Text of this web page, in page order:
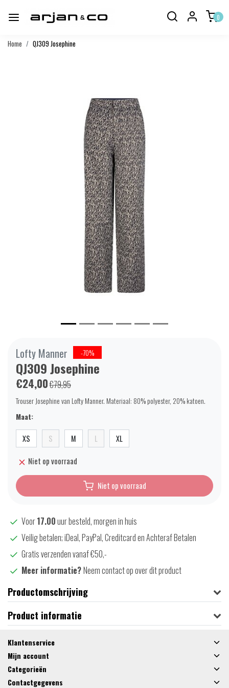
0
Home QJ309 Josephine
Lofty Manner -70%
QJ309 Josephine
€24,00€79,95
Trouser Josephine van Lofty Manner. Materiaal: 80% polyester, 20% katoen.
Maat:
XS S M L XL
Niet op voorraad
Niet op voorraad
Voor17.00uur besteld, morgen in huis
Veilig betalen; iDeal, PayPal, Creditcard en Achteraf Betalen
Gratis verzenden vanaf €50,-
Meer informatie?Neem contact op over dit product
Productomschrijving
Product informatie
Klantenservice
Mijn account
Categorieën
Contactgegevens